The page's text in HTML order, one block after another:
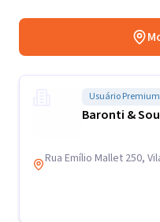
Usuário Premium
Baronti &
Rua Emílio Mallet 250,